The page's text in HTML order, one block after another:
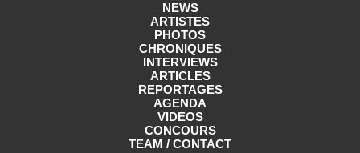
NEWS
ARTISTES
PHOTOS
CHRONIQUES
INTERVIEWS
ARTICLES
REPORTAGES
AGENDA
VIDEOS
CONCOURS
TEAM / CONTACT